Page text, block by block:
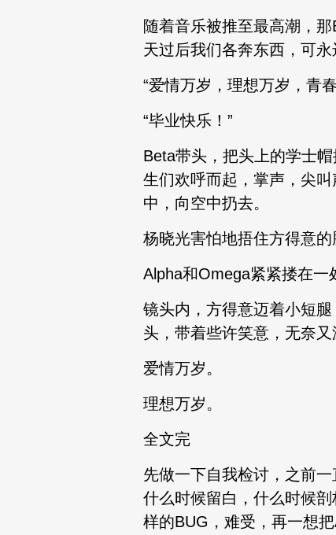
随着音乐被推至最高潮，
天过后我们各奔东西，可
“爱情万岁，理想万岁，青
“毕业快乐！”
Beta带头，把头上的学士
生们欢呼而起，掌声，尖
中，向空中扔去。
杨晓光害怕地捂住方得意
Alpha和Omega紧紧搂在一
镜头内，方得意迈着小短
头，带着些许笑意，无奈又
爱情万岁。
理想万岁。
全文完
先做一下自我检讨，之前
什么时候留白，什么时候
样的BUG，难受，再一想